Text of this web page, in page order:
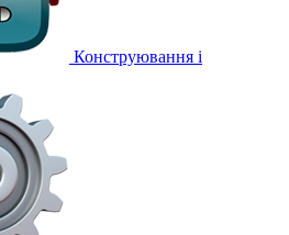
Конструювання і